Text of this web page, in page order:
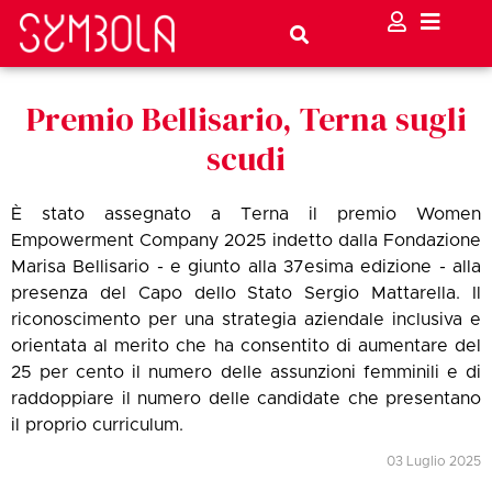
Premio Bellisario, Terna sugli
scudi
È stato assegnato a Terna il premio Women
Empowerment Company 2025 indetto dalla Fondazione
Marisa Bellisario - e giunto alla 37esima edizione - alla
presenza del Capo dello Stato Sergio Mattarella. Il
riconoscimento per una strategia aziendale inclusiva e
orientata al merito che ha consentito di aumentare del
25 per cento il numero delle assunzioni femminili e di
raddoppiare il numero delle candidate che presentano
il proprio curriculum.
03 Luglio 2025